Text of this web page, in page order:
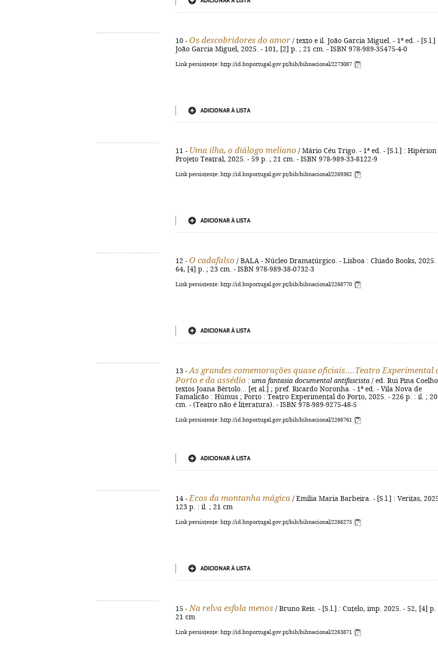
10 - Os descobridores do amor / texto e il. João Garcia Miguel. - 1ª ed. - [S.l.]
João Garcia Miguel, 2025. - 101, [2] p. ; 21 cm. - ISBN 978-989-35475-4-0
Link persistente: http://id.bnportugal.gov.pt/bib/bibnacional/2273087
ADICIONAR À LISTA
11 - Uma ilha, o diálogo meliano / Mário Céu Trigo. - 1ª ed. - [S.l.] : Hipérion
Projeto Teatral, 2025. - 59 p. ; 21 cm. - ISBN 978-989-33-8122-9
Link persistente: http://id.bnportugal.gov.pt/bib/bibnacional/2269362
ADICIONAR À LISTA
12 - O cadafalso / BALA - Núcleo Dramatúrgico. - Lisboa : Chiado Books, 2025.
64, [4] p. ; 23 cm. - ISBN 978-989-38-0732-3
Link persistente: http://id.bnportugal.gov.pt/bib/bibnacional/2268770
ADICIONAR À LISTA
13 - As grandes comemorações quase oficiais....Teatro Experimental
Porto e da assédio : uma fantasia documental antifascista / ed. Rui Pina
textos Joana Bértolo... [et al.] ; pref. Ricardo Noronha. - 1ª ed. - Vila Nova de
Famalicão : Húmus ; Porto : Teatro Experimental do Porto, 2025. - 226 p. : il. ; 20
cm. - (Teatro não é literatura). - ISBN 978-989-9275-48-5
Link persistente: http://id.bnportugal.gov.pt/bib/bibnacional/2266761
ADICIONAR À LISTA
14 - Ecos da montanha mágica / Emília Maria Barbeira. - [S.l.] : Veritas,
123 p. : il. ; 21 cm
Link persistente: http://id.bnportugal.gov.pt/bib/bibnacional/2266275
ADICIONAR À LISTA
15 - Na relva esfola menos / Bruno Reis. - [S.l.] : Cutelo, imp. 2025. - 52, [4] p.
21 cm
Link persistente: http://id.bnportugal.gov.pt/bib/bibnacional/2263871